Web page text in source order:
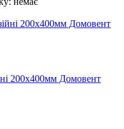
200х400мм Домовент